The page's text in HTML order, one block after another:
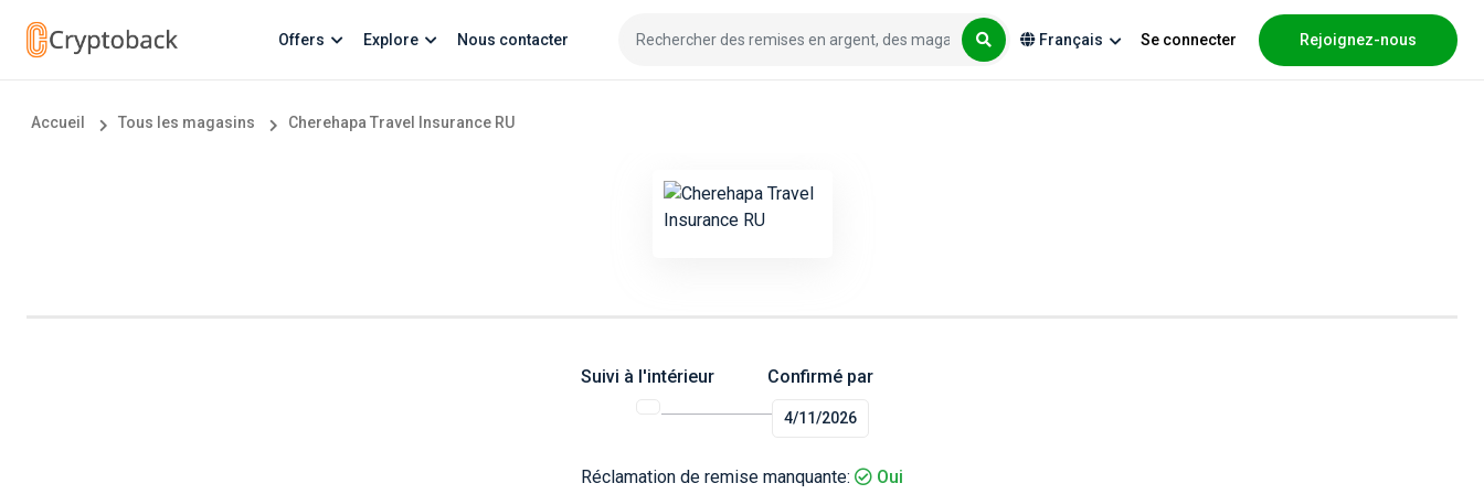
Offers Explore Nous contacter Français Se connecter Rejoignez-nous
Accueil Tous les magasins Cherehapa Travel Insurance RU
Suivi à l'intérieur Confirmé par
4/11/2026
Réclamation de remise manquante: Oui